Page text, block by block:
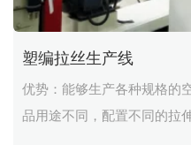
塑编拉丝生产线
优势：能够生产各种规格的
品用途不同，配置不同的拉